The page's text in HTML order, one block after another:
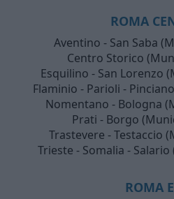
ROMA
Aventino - San Saba
Centro Storico
Esquilino - San Lorenzo
Flaminio - Parioli -
Nomentano - Bologna
Prati - Borgo
Trastevere - Testaccio
Trieste - Somalia -
ROMA